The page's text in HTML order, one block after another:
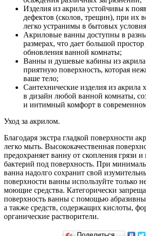
Изделия из акрила устойчивы к
дефектов (сколов, трещин), при их
легко устранимы в бытовых
Акриловые ванны доступны в
размерах, что дает большой
обновления ванной комнаты;
Ванны и душевые кабины из
приятную поверхность, которая
ваше тело;
Сантехнические изделия из
в дизайн любой ванной комнаты,
и интимный комфорт в
Уход за акрилом.
Благодаря экстра гладкой поверхности
легко мыть. Высококачественная
предохраняет ванну от скопления грязи
бактерий под поверхность. При
ванна надолго сохранит свой
поверхности ванны используйте только
моющие средства. Категорически
поверхность ванны с помощью
а также средств, содержащих кислоты,
органические растворители.